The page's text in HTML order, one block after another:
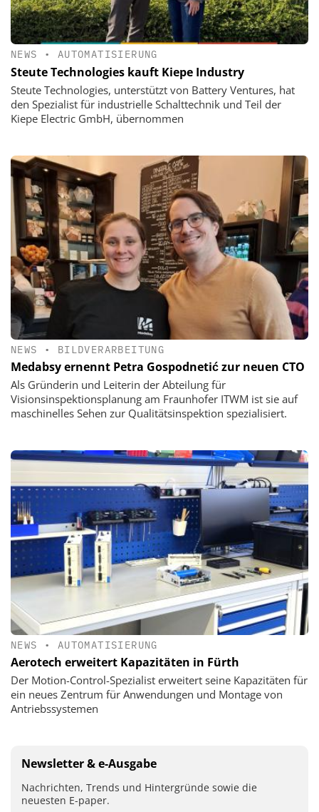
NEWS • AUTOMATISIERUNG
Steute Technologies kauft Kiepe Industry
Steute Technologies, unterstützt von Battery Ventures, hat
den Spezialist für industrielle Schalttechnik und Teil der
Kiepe Electric GmbH, übernommen
NEWS • BILDVERARBEITUNG
Medabsy ernennt Petra Gospodnetić zur neuen CTO
Als Gründerin und Leiterin der Abteilung für
Visionsinspektionsplanung am Fraunhofer ITWM ist sie auf
maschinelles Sehen zur Qualitätsinspektion spezialisiert.
NEWS • AUTOMATISIERUNG
Aerotech erweitert Kapazitäten in Fürth
Der Motion-Control-Spezialist erweitert seine Kapazitäten für
ein neues Zentrum für Anwendungen und Montage von
Antriebssystemen
Newsletter & e-Ausgabe
Nachrichten, Trends und Hintergründe sowie die
neuesten E-paper.